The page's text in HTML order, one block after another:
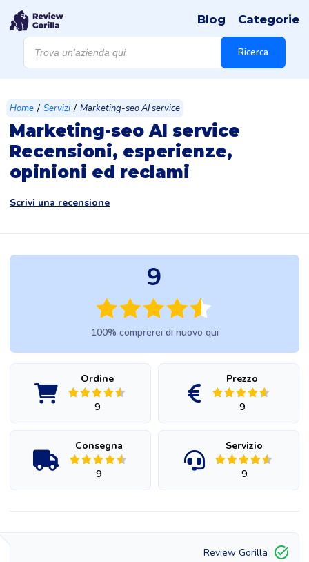
Products
search Ricerca
Blog Categorie
Home / Servizi / Marketing-seo AI service
Marketing-seo AI service
Recensioni, esperienze,
opinioni ed reclami
Scrivi una recensione
Ordine
9
Prezzo
9
Consegna
9
Servizio
9
9
100% comprerei di nuovo qui
Review Gorilla